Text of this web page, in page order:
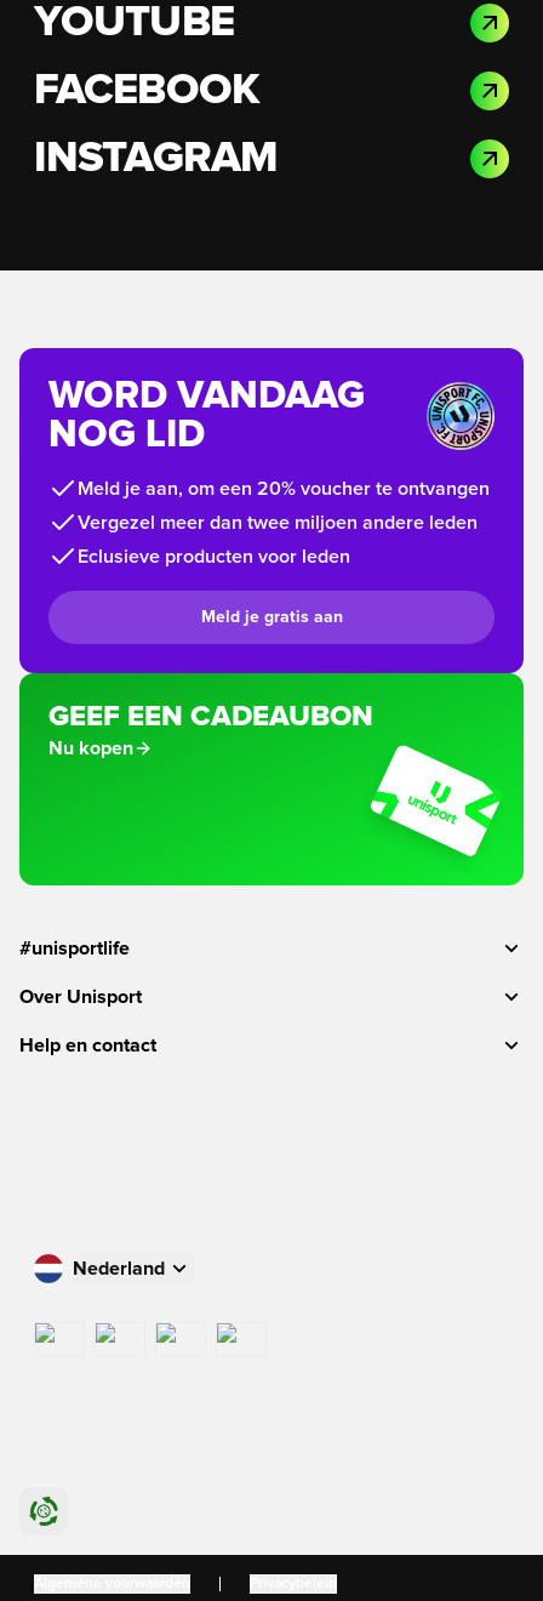
YOUTUBE
FACEBOOK
INSTAGRAM
WORD VANDAAG
NOG LID
Meld je aan, om een 20% voucher te ontvangen
Vergezel meer dan twee miljoen andere leden
Eclusieve producten voor leden
Meld je gratis aan
GEEF EEN CADEAUBON
Nu kopen
#unisportlife
Over Unisport
Help en contact
Nederland
International
Sverige